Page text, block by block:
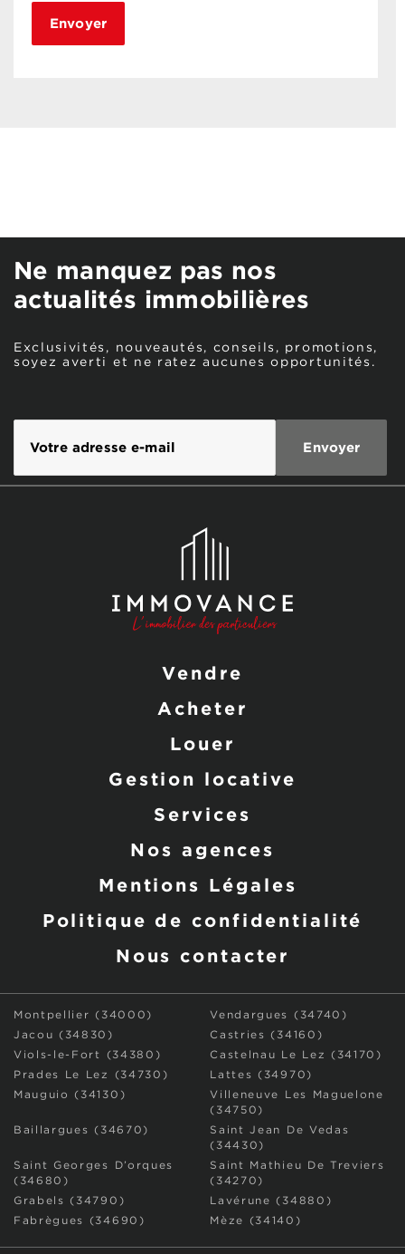
Ne manquez pas nos
actualités immobilières
Exclusivités, nouveautés, conseils, promotions,
soyez averti et ne ratez aucunes opportunités.
Vendre
Acheter
Louer
Gestion locative
Services
Nos agences
Mentions Légales
Politique de confidentialité
Nous contacter
Montpellier (34000)
Vendargues (34740)
Jacou (34830)
Castries (34160)
Viols-le-Fort (34380)
Castelnau Le Lez (34170)
Prades Le Lez (34730)
Lattes (34970)
Mauguio (34130)
Villeneuve Les Maguelone
(34750)
Baillargues (34670)
Saint Jean De Vedas
(34430)
Saint Georges D’orques
(34680)
Saint Mathieu De Treviers
(34270)
Grabels (34790)
Lavérune (34880)
Fabrègues (34690)
Mèze (34140)